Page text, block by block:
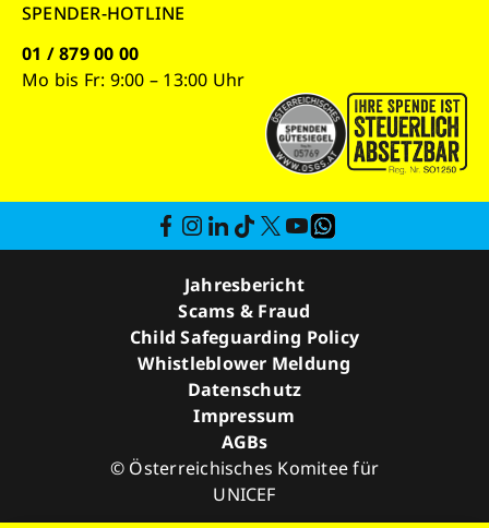
SPENDER-HOTLINE
01 / 879 00 00
Mo bis Fr: 9:00 – 13:00 Uhr
© Österreichisches Komitee für
UNICEF
Jahresbericht
Scams & Fraud
Child Safeguarding Policy
Whistleblower Meldung
Datenschutz
Impressum
AGBs